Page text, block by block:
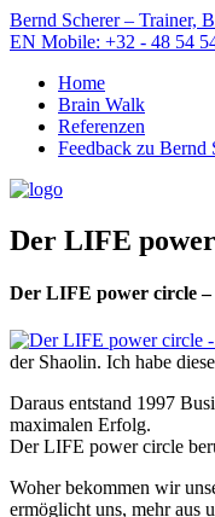
Bernd Scherer – Trainer,
EN Mobile: +32 - 48 54
Home
Brain Walk
Referenzen
Feedback zu Bernd
Der LIFE
Der LIFE power circle –
der Shaolin. Ich habe
Daraus entstand 1997
maximalen Erfolg.
Der LIFE power circle
Woher bekommen wir
ermöglicht uns, mehr aus